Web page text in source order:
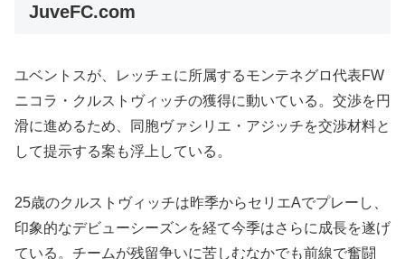
JuveFC.com
ユベントスが、レッチェに所属するモンテネグロ代表FW
ニコラ・クルストヴィッチの獲得に動いている。交渉を円
滑に進めるため、同胞ヴァシリエ・アジッチを交渉材料と
して提示する案も浮上している。
25歳のクルストヴィッチは昨季からセリエAでプレーし、
印象的なデビューシーズンを経て今季はさらに成長を遂げ
ている。チームが残留争いに苦しむなかでも前線で奮闘